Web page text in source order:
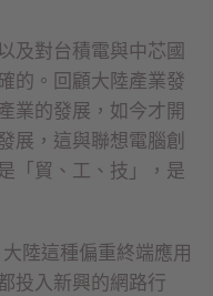
及對台積電與中芯國
的。回顧大陸產業發
業的發展，如今才開
展，這與聯想電腦創
「貿、工、技」，是
陸這種偏重終端應用
投入新興的網路行